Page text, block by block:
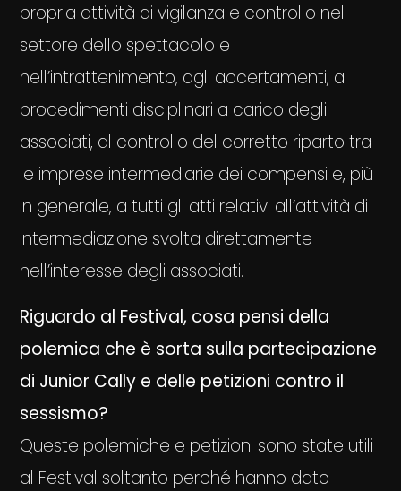
propria attività di vigilanza e controllo nel
settore dello spettacolo e
nell’intrattenimento, agli accertamenti, ai
procedimenti disciplinari a carico degli
associati, al controllo del corretto riparto tra
le imprese intermediarie dei compensi e, più
in generale, a tutti gli atti relativi all’attività di
intermediazione svolta direttamente
nell’interesse degli associati.
Riguardo al Festival, cosa pensi della
polemica che è sorta sulla partecipazione
di Junior Cally e delle petizioni contro il
sessismo?
Queste polemiche e petizioni sono state utili
al Festival soltanto perché hanno dato